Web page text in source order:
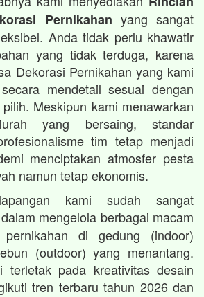
Pernikahan yang sangat
Anda tidak perlu khawatir
yang tidak terduga, karena
Dekorasi Pernikahan yang kami
mendetail sesuai dengan
Meskipun kami menawarkan
yang bersaing, standar
tim tetap menjadi
menciptakan atmosfer pesta
namun tetap ekonomis.
kami sudah sangat
dalam mengelola berbagai macam
di gedung (indoor)
(outdoor) yang menantang.
terletak pada kreativitas desain
tren terbaru tahun 2026 dan